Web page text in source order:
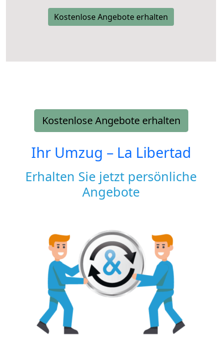
Kostenlose Angebote erhalten
Kostenlose Angebote erhalten
Ihr Umzug – La Libertad
Erhalten Sie jetzt persönliche
Angebote